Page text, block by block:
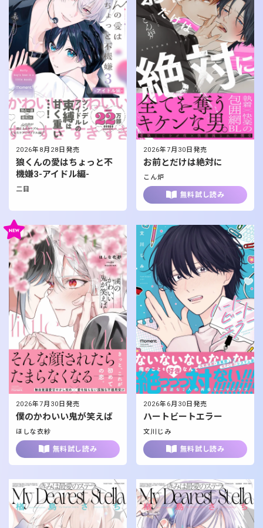
2026年8月28日発売
狼くんの愛はちょっと不
機嫌3-アイドル編-
二目
2026年7月30日発売
お前とだけは絶対に
こん炉
無料試し読み
2026年7月30日発売
僕のかわいい鬼が笑えば
ほしな衣紗
無料試し読み
2026年6月30日発売
ハートビートエラー
文川じみ
無料試し読み